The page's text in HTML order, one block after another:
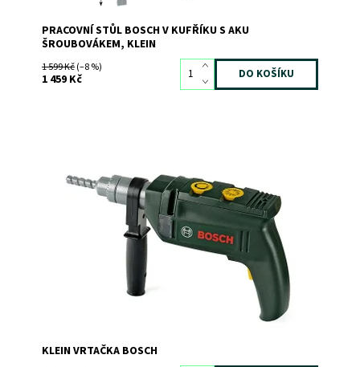
PRACOVNÍ STŮL BOSCH V KUFŘÍKU S AKU
ŠROUBOVÁKEM, KLEIN
1 599 Kč(–8 %)
1 459 Kč
Věrná kopie skutečné příklepové vrtačky BOSCH
Skladem>3
1372
KLEIN
KLEIN VRTAČKA BOSCH